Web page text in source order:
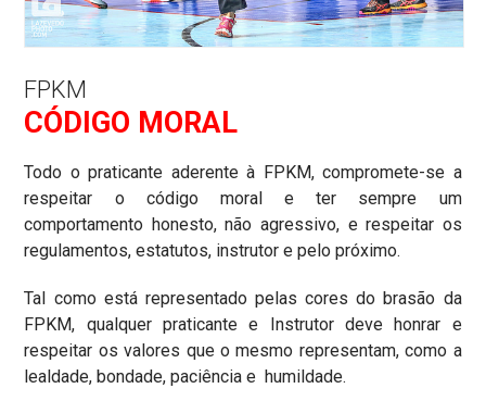
FPKM
CÓDIGO MORAL
Todo o praticante aderente à FPKM, compromete-se a
respeitar o código moral e ter sempre um
comportamento honesto, não agressivo, e respeitar os
regulamentos, estatutos, instrutor e pelo próximo.
Tal como está representado pelas cores do brasão da
FPKM, qualquer praticante e Instrutor deve honrar e
respeitar os valores que o mesmo representam, como a
lealdade, bondade, paciência e humildade.